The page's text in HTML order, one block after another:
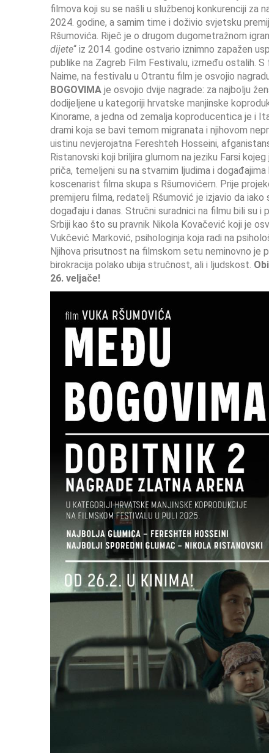
filmova koji su se našli u službenoj konkurenciji za
2024. godine, a samim time i doživio svjetsku
Ršumovića. Riječ je o drugom dugometražnom
dijete“ iz 2014. godine ostvario iznimno zapažen
publike na Zagreb Film Festivalu, između ostalih. S
Naime, na festivalu u Otrantu film je osvojio
BOGOVIMA je osvojio dvije nagrade: za najbolju
dodijeljene u kategoriji hrvatske manjinske
Kinorame, a jedna od zemalja koproducentica je i
drami koja se bavi temom migranata i njihovom
uistinu nevjerojatna Fereshteh Hosseini,
Ristanovski koji briljira glumom na jeziku Farsi
priča, temeljeni su na stvarnim ljudima i
koscenarist filma skupa s Ršumovićem. Prije
premijeru filma, redatelj Ršumović je izjavio da
događaju i danas. Stručni suradnici na filmu bili su
Srbiji kao što su pravnik Nikola Kovačević koji je
Vukčević Marković, psihologinja koja radi na
Njihova prisutnost na filmskom setu neminovno je
birokracija polako ubija stručnost, ali i ljudskost.
26. veljače!